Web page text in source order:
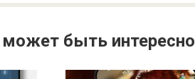
быть интересно